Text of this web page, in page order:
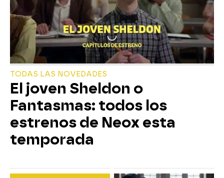
TODAS LAS NOVEDADES
El joven Sheldon o
Fantasmas: todos los
estrenos de Neox esta
temporada